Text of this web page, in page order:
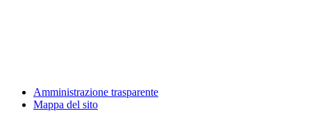
Amministrazione trasparente
Mappa del sito